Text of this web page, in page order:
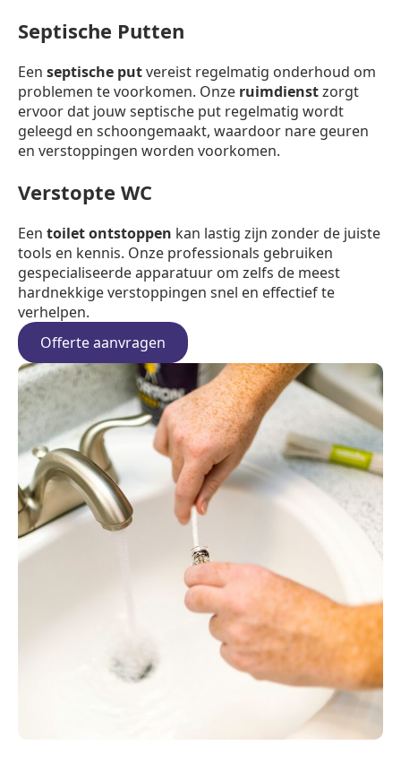
Septische Putten
Een septische putvereist regelmatig onderhoud om
problemen te voorkomen. Onze ruimdienstzorgt
ervoor dat jouw septische put regelmatig wordt
geleegd en schoongemaakt, waardoor nare geuren
en verstoppingen worden voorkomen.
Verstopte WC
Een toilet ontstoppen kan lastig zijn zonder de juiste
tools en kennis. Onze professionals gebruiken
gespecialiseerde apparatuur om zelfs de meest
hardnekkige verstoppingen snel en effectief te
verhelpen.
Offerte aanvragen